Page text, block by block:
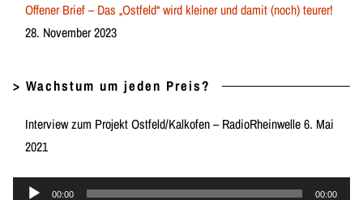
Offener Brief – Das „Ostfeld“ wird kleiner und damit (noch) teurer!
28. November 2023
> Wachstum um jeden Preis?
Interview zum Projekt Ostfeld/Kalkofen – RadioRheinwelle 6. Mai
2021
Audio-
00:00 00:00